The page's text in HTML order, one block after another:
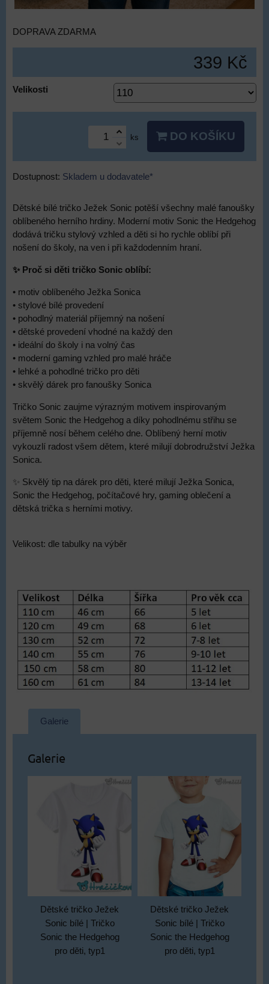
DOPRAVA ZDARMA
339 Kč
Velikosti
ks DO KOŠÍKU
Dostupnost: Skladem u dodavatele*
Dětské bílé tričko Ježek Sonic potěší všechny malé fanoušky
oblíbeného herního hrdiny. Moderní motiv Sonic the Hedgehog
dodává tričku stylový vzhled a děti si ho rychle oblíbí při
nošení do školy, na ven i při každodenním hraní.
✨ Proč si děti tričko Sonic oblíbí:
• motiv oblíbeného Ježka Sonica
• stylové bílé provedení
• pohodlný materiál příjemný na nošení
• dětské provedení vhodné na každý den
• ideální do školy i na volný čas
• moderní gaming vzhled pro malé hráče
• lehké a pohodlné tričko pro děti
• skvělý dárek pro fanoušky Sonica
Tričko Sonic zaujme výrazným motivem inspirovaným
světem Sonic the Hedgehog a díky pohodlnému střihu se
příjemně nosí během celého dne. Oblíbený herní motiv
vykouzlí radost všem dětem, které milují dobrodružství Ježka
Sonica.
✨ Skvělý tip na dárek pro děti, které milují Ježka Sonica,
Sonic the Hedgehog, počítačové hry, gaming oblečení a
dětská trička s herními motivy.
Velikost: dle tabulky na výběr
Galerie
Galerie
Dětské tričko Ježek
Sonic bílé | Tričko
Sonic the Hedgehog
pro děti, typ1
Dětské tričko Ježek
Sonic bílé | Tričko
Sonic the Hedgehog
pro děti, typ1